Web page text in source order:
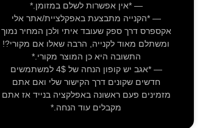
— *אין אפשרות לשלם במזומן.*
— *הקנייה מתבצעת באפקלציית/אתר אלי
אקספרס דרך ספק שעובד איתי ולכן המחיר נמוך
ומשתלם מאוד לקנייה, הרבה שאלו אם מקורי?!
התשובה היא כן המוצר מקורי.*
— *אגב יש קופון הנחה של 4$ למשתמשים
חדשים שקונים דרך הקישור שלי ואם אתם
מזמינים פעם ראשונה באפלקציה בנייד אז אתם
מקבלים עוד הנחה.*